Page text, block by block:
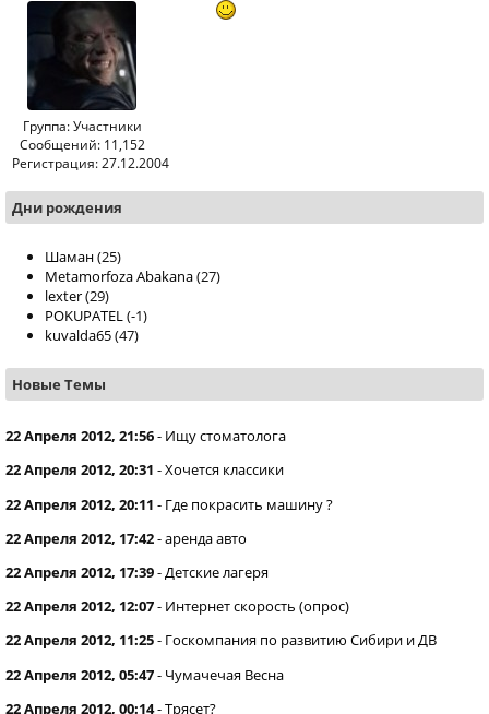
Группа: Участники
Сообщений: 11,152
Регистрация: 27.12.2004
Дни рождения
Шаман(25)
Metamorfoza Abakana(27)
lexter(29)
POKUPATEL(-1)
kuvalda65(47)
Новые Темы
22 Апреля 2012, 21:56- Ищу стоматолога
22 Апреля 2012, 20:31 -Хочется классики
22 Апреля 2012, 20:11 - Где покрасить машину ?
22 Апреля 2012, 17:42-аренда авто
22 Апреля 2012, 17:39-Детские лагеря
22 Апреля 2012, 12:07- Интернет скорость (опрос)
22 Апреля 2012, 11:25- Госкомпания по развитию Сибири и ДВ
22 Апреля 2012, 05:47- Чумачечая Весна
22 Апреля 2012, 00:14-Трясет?